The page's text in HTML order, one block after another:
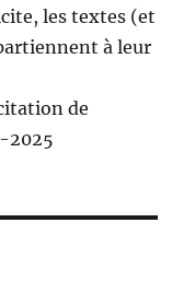
les textes (et
à leur
de
2025